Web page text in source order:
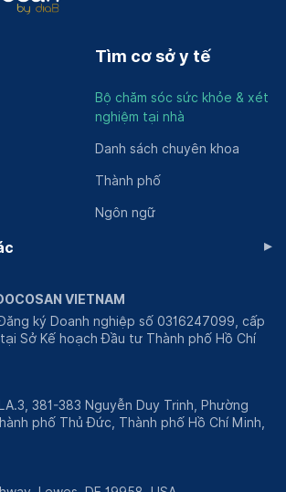
Tìm cơ sở y tế
Bộ chăm sóc sức khỏe & xét
nghiệm tại nhà
Danh sách chuyên khoa
Thành phố
Ngôn ngữ
▸
VIETNAM
ký Doanh nghiệp số 0316247099, cấp
Sở Kế hoạch Đầu tư Thành phố Hồ Chí
381-383 Nguyễn Duy Trinh, Phường
phố Thủ Đức, Thành phố Hồ Chí Minh,